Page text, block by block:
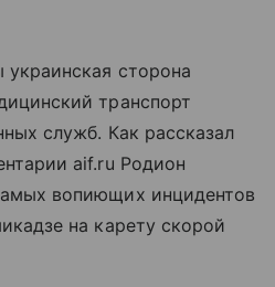
сторона
транспорт
служб. Как рассказал
aif.ru Родион
вопиющих инцидентов
на карету скорой